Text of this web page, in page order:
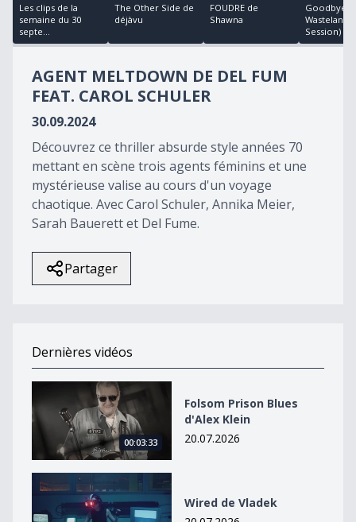
23
minutes,
36
seconds
Les clips de la
semaine du 30
septe...
The Other Side de
déjàvu
FOUDRE de
Shawna
Goodbye
Wasteland
Session)
AGENT MELTDOWN DE DEL FUM
FEAT. CAROL SCHULER
30.09.2024
Découvrez ce thriller absurde style années 70
mettant en scène trois agents féminins et une
mystérieuse valise au cours d'un voyage
chaotique. Avec Carol Schuler, Annika Meier,
Sarah Bauerett et Del Fume.
Partager
Dernières vidéos
Folsom Prison Blues d&#039;Alex Klein
00:03:33
Folsom Prison Blues
d'Alex Klein
20.07.2026
Wired de Vladek
Wired de Vladek